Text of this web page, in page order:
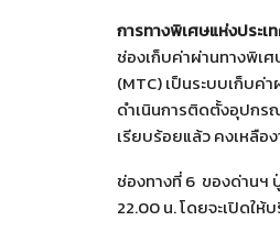
การทางพิเศษแห่งประ
ช่องเก็บค่าผ่านทางพิเ
(MTC) เป็นระบบเก็บ
ดำเนินการติดตั้งอุปกร
เรียบร้อยแล้ว คงเหลือ
ช่องทางที่ 6 ของด่านฯ
22.00 น. โดยจะเปิดให้